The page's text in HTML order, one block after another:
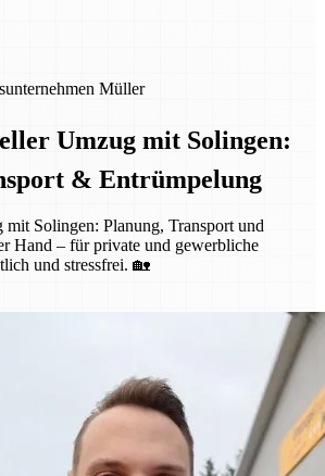
Müller
Umzug mit Solingen:
& Entrümpelung
mit Solingen: Planung, Transport und
Hand – für private und gewerbliche
und stressfrei. 🏡